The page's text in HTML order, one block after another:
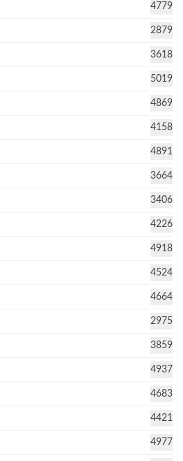
4779
2879
3618
5019
4869
4158
4891
3664
3406
4226
4918
4524
4664
2975
3859
4937
4683
4421
4977